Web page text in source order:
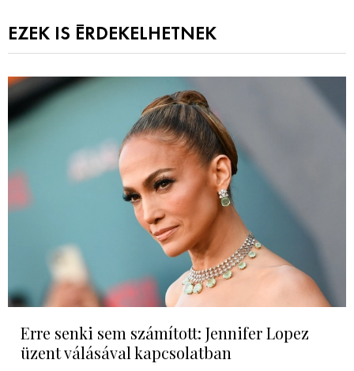
EZEK IS ÉRDEKELHETNEK
Erre senki sem számított: Jennifer Lopez
üzent válásával kapcsolatban